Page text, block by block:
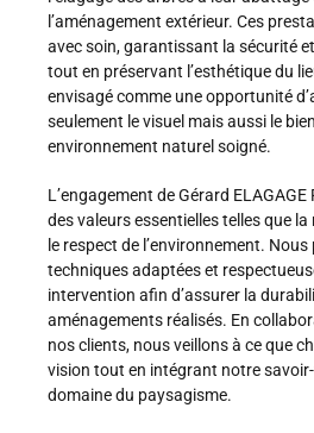
l’aménagement extérieur. Ces
avec soin, garantissant la sécurité
tout en préservant l’esthétique du
envisagé comme une opportunité
seulement le visuel mais aussi le
environnement naturel soigné.
L’engagement de Gérard ELAGAGE
des valeurs essentielles telles que
le respect de l’environnement.
techniques adaptées et
intervention afin d’assurer la
aménagements réalisés. En
nos clients, nous veillons à ce que
vision tout en intégrant notre
domaine du paysagisme.